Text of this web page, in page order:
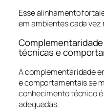
Esse alinhamento
em ambientes cada vez
técnicas e
A complementaridade
e comportamentais se
conhecimento técnico
adequadas.